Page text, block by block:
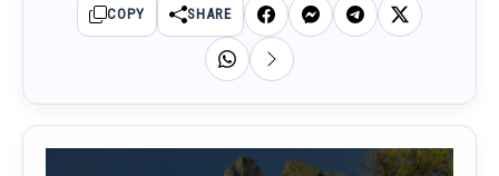
COPY SHARE